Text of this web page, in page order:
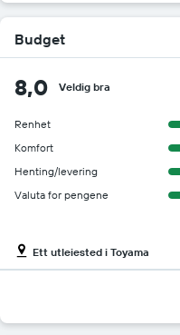
Budget
8,0 Veldig bra
Renhet
Komfort
Henting/levering
Valuta for pengene
Ett utleiested i Toyama